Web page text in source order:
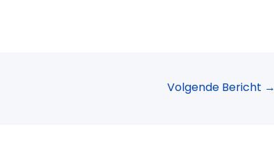
Volgende Bericht